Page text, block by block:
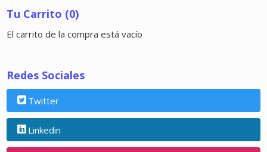
Tu Carrito (0)
El carrito de la compra está vacío
Redes Sociales
Twitter
Linkedin